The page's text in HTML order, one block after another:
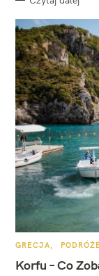
K
T
E
GRECJA PODRÓŻE
Korfu – Co